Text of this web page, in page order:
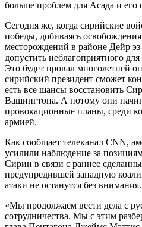
больше проблем для Асада и его
Сегодня же, когда сирийские
победы, добиваясь
месторождений в районе Дейр
допустить неблагоприятного
Это будет провал многолетней
сирийский президент сможет
есть все шансы восстановить
Вашингтона. А потому они
провокационные планы, среди
армией.
Как сообщает телеканал CNN,
усилили наблюдение за
Сирии в связи с раннее
предупредившей западную
атаки не останутся без внимания.
«Мы продолжаем вести дела с
сотрудничества. Мы с этим